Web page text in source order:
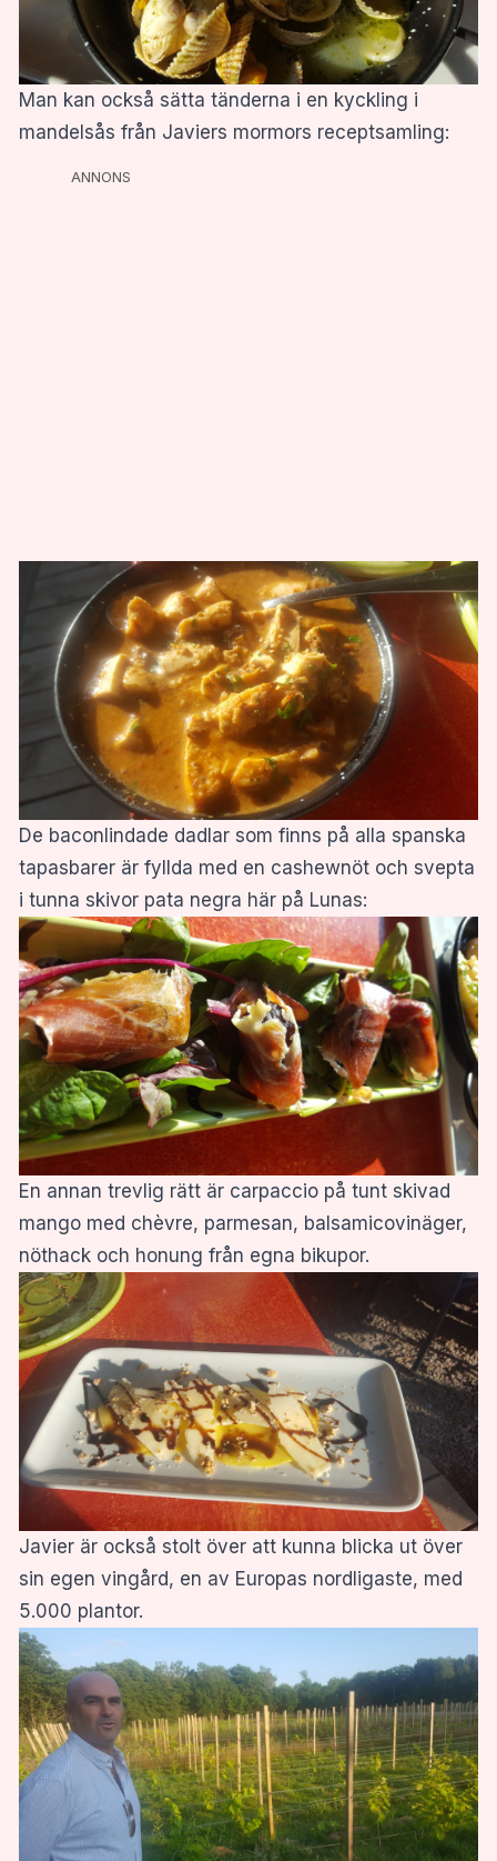
Man kan också sätta tänderna i en kyckling i
mandelsås från Javiers mormors receptsamling:
ANNONS
De baconlindade dadlar som finns på alla spanska
tapasbarer är fyllda med en cashewnöt och svepta
i tunna skivor pata negra här på Lunas:
En annan trevlig rätt är carpaccio på tunt skivad
mango med chèvre, parmesan, balsamicovinäger,
nöthack och honung från egna bikupor.
Javier är också stolt över att kunna blicka ut över
sin egen vingård, en av Europas nordligaste, med
5.000 plantor.